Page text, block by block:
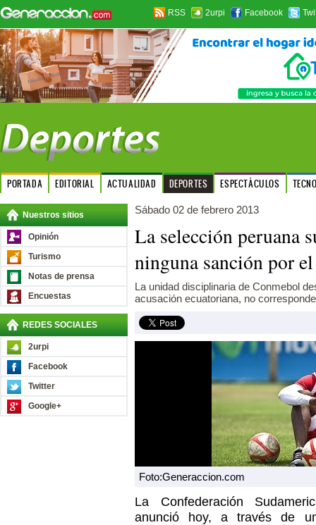
RSS 2urpi Facebook
PORTADA EDITORIAL ACTUALIDAD DEPORTES ESPECTÁCULOS
Nuestros sitios
Opinión
Turismo
Notas de prensa
Encuestas
REDES SOCIALES
2urpi
Facebook
Twitter
Google+
Sábado 02 de febrero 2013
La selección peruana
ninguna sanción por
La unidad disciplinaria de Conmebol
acusación ecuatoriana, no
Foto:Generaccion.com
La Confederación
anunció hoy, a través de